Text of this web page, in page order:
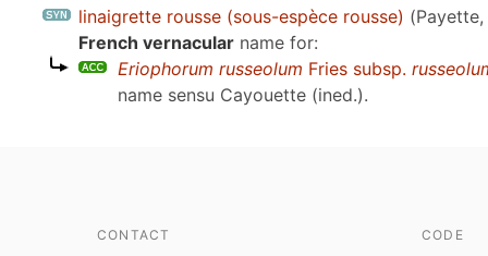
linaigrette rousse (sous-espèce rousse)
French vernacular name for:
Eriophorum russeolum Fries subsp.
name sensu Cayouette (ined.).
CONTACT CODE